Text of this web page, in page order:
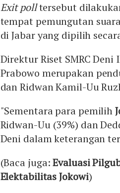
Exit polltersebut
tempat pemungutan
di Jabar yang dipilih
Direktur Riset SMRC
Prabowo merupakan
dan Ridwan Kamil-Uu
"Sementara para pemilih
Ridwan-Uu (39%) dan
Deni dalam keterangan
(Baca juga:Evaluasi
Elektabilitas Jokowi)